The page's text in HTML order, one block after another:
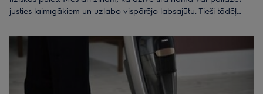
justies laimīgākiem un uzlabo vispārējo labsajūtu. Tieši tādēļ
parocīgi. Tādējādi jūs varat tīrīt bez liekas piepūles un pavisam
vienkārši uzlabot savu dzīves telpu.